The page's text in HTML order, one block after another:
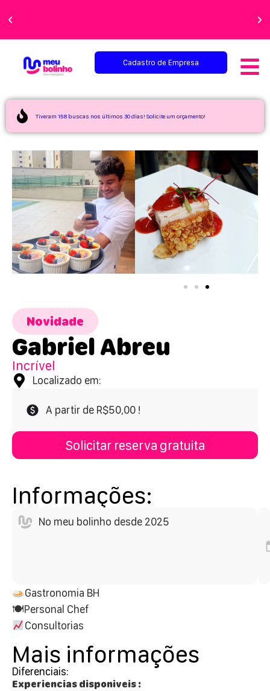
perfeita!
Cadastro de Empresa
Tiveram 158 buscas nos últimos 30 dias! Solicite um orçamento!
Novidade
Gabriel Abreu
Incrível
Localizado em:
A partir de R$50,00 !
Solicitar reserva gratuita
Informações:
No meu bolinho desde 2025
Gastronomia BH
🍽Personal Chef
Consultorias
Mais informações
Diferenciais:
Experiencias disponiveis :